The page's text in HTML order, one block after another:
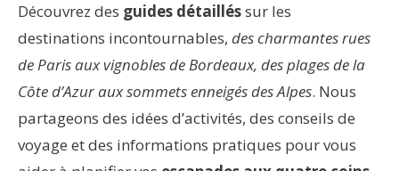
Découvrez des guides détailléssur les
destinations incontournables, des charmantes rues
de Paris aux vignobles de Bordeaux, des plages de la
Côte d’Azur aux sommets enneigés des Alpes. Nous
partageons des idées d’activités, des conseils de
voyage et des informations pratiques pour vous